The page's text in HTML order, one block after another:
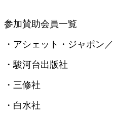
参加賛助会員一覧
・アシェット・ジャポン／
・駿河台出版社
・三修社
・白水社